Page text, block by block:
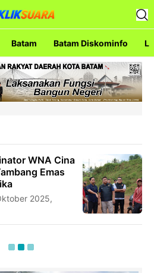
Batam Batam Diskominfo
WNA Cina
Emas
2025,